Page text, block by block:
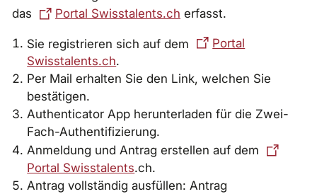
das
Portal Swisstalents.ch erfasst.
Sie registrieren sich auf dem
Portal
Swisstalents.ch.
Per Mail erhalten Sie den Link, welchen Sie
bestätigen.
Authenticator App herunterladen für die Zwei-
Fach-Authentifizierung.
Anmeldung und Antrag erstellen auf dem
Portal Swisstalents.ch.
Antrag vollständig ausfüllen: Antrag